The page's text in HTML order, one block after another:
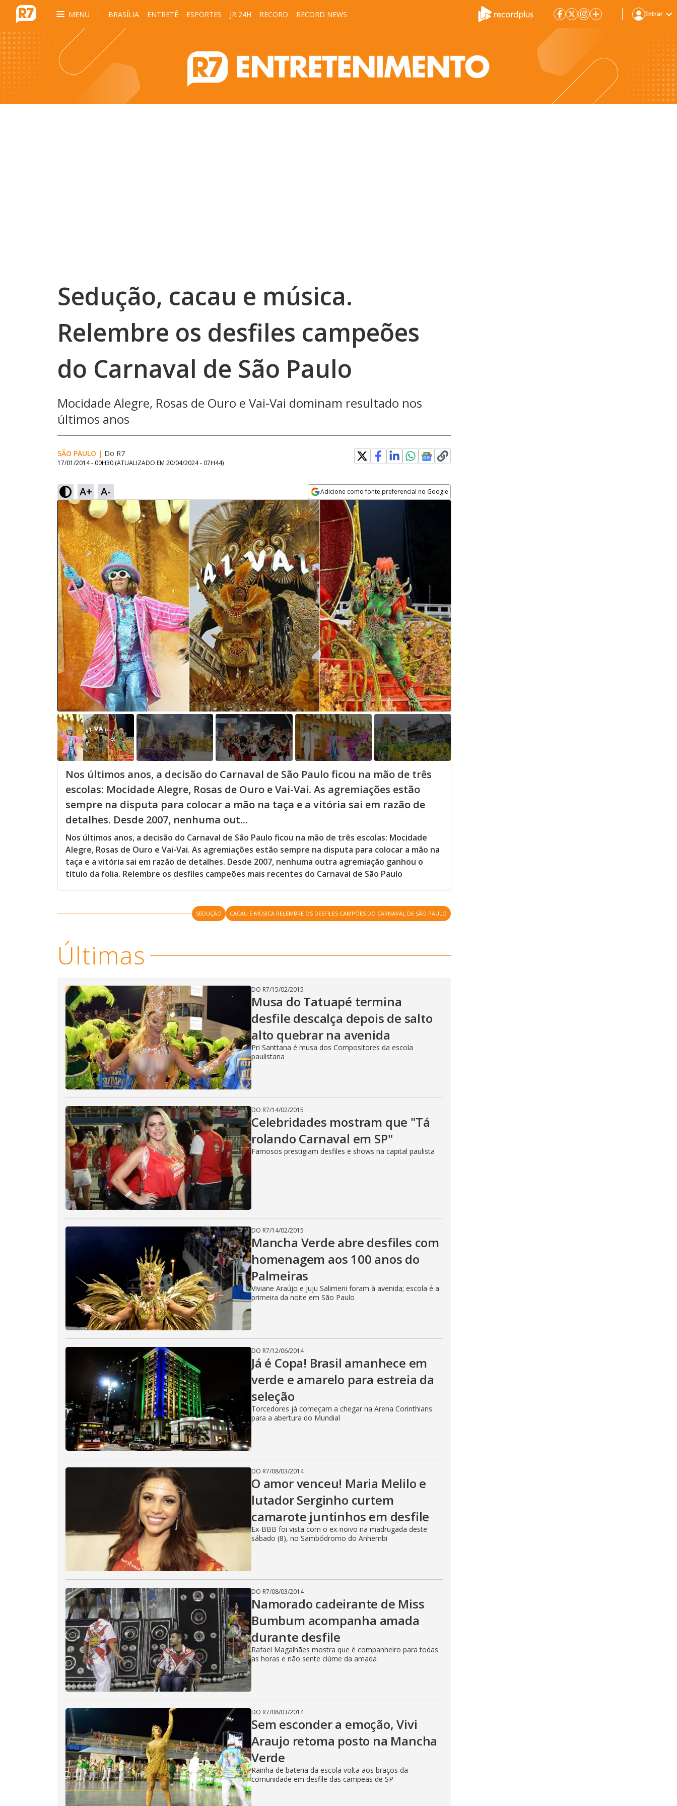
MENU BRASÍLIA ENTRETÊ ESPORTES JR 24H RECORD RECORD NEWS Entrar
Sedução, cacau e música.
Relembre os desfiles campeões
do Carnaval de São Paulo
Mocidade Alegre, Rosas de Ouro e Vai-Vai dominam resultado nos
últimos anos
SÃO PAULO | Do R7
17/01/2014 - 00H30 (ATUALIZADO EM 20/04/2024 - 07H44)
A+ A- Adicione como fonte preferencial no Google
Opens in new window
Nos últimos anos, a decisão do Carnaval de São Paulo ficou na mão de três
escolas: Mocidade Alegre, Rosas de Ouro e Vai-Vai. As agremiações estão
sempre na disputa para colocar a mão na taça e a vitória sai em razão de
detalhes. Desde 2007, nenhuma out...
Nos últimos anos, a decisão do Carnaval de São Paulo ficou na mão de três escolas: Mocidade
Alegre, Rosas de Ouro e Vai-Vai. As agremiações estão sempre na disputa para colocar a mão na
taça e a vitória sai em razão de detalhes. Desde 2007, nenhuma outra agremiação ganhou o
título da folia. Relembre os desfiles campeões mais recentes do Carnaval de São Paulo
SEDUÇÃO CACAU E MÚSICA RELEMBRE OS DESFILES CAMPÕES DO CARNAVAL DE SÃO PAULO
Últimas
DO R7/15/02/2015
Musa do Tatuapé termina
desfile descalça depois de salto
alto quebrar na avenida
Pri Santtana é musa dos Compositores da escola
paulistana
DO R7/14/02/2015
Celebridades mostram que "Tá
rolando Carnaval em SP"
Famosos prestigiam desfiles e shows na capital paulista
DO R7/14/02/2015
Mancha Verde abre desfiles com
homenagem aos 100 anos do
Palmeiras
Viviane Araújo e Juju Salimeni foram à avenida; escola é a
primeira da noite em São Paulo
DO R7/12/06/2014
Já é Copa! Brasil amanhece em
verde e amarelo para estreia da
seleção
Torcedores já começam a chegar na Arena Corinthians
para a abertura do Mundial
DO R7/08/03/2014
O amor venceu! Maria Melilo e
lutador Serginho curtem
camarote juntinhos em desfile
Ex-BBB foi vista com o ex-noivo na madrugada deste
sábado (8), no Sambódromo do Anhembi
DO R7/08/03/2014
Namorado cadeirante de Miss
Bumbum acompanha amada
durante desfile
Rafael Magalhães mostra que é companheiro para todas
as horas e não sente ciúme da amada
DO R7/08/03/2014
Sem esconder a emoção, Vivi
Araujo retoma posto na Mancha
Verde
Rainha de bateria da escola volta aos braços da
comunidade em desfile das campeãs de SP